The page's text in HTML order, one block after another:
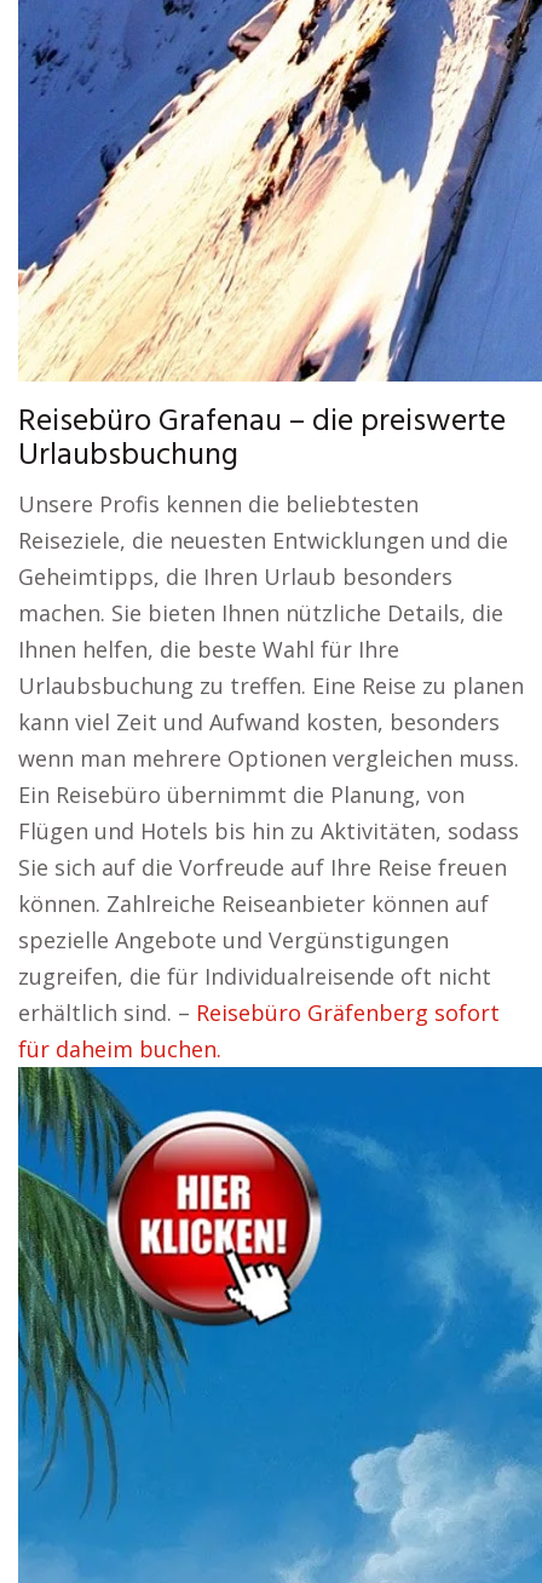
Reisebüro Grafenau – die preiswerte
Urlaubsbuchung
Unsere Profis kennen die beliebtesten
Reiseziele, die neuesten Entwicklungen und die
Geheimtipps, die Ihren Urlaub besonders
machen. Sie bieten Ihnen nützliche Details, die
Ihnen helfen, die beste Wahl für Ihre
Urlaubsbuchung zu treffen. Eine Reise zu planen
kann viel Zeit und Aufwand kosten, besonders
wenn man mehrere Optionen vergleichen muss.
Ein Reisebüro übernimmt die Planung, von
Flügen und Hotels bis hin zu Aktivitäten, sodass
Sie sich auf die Vorfreude auf Ihre Reise freuen
können. Zahlreiche Reiseanbieter können auf
spezielle Angebote und Vergünstigungen
zugreifen, die für Individualreisende oft nicht
erhältlich sind. – Reisebüro Gräfenberg sofort
für daheim buchen.